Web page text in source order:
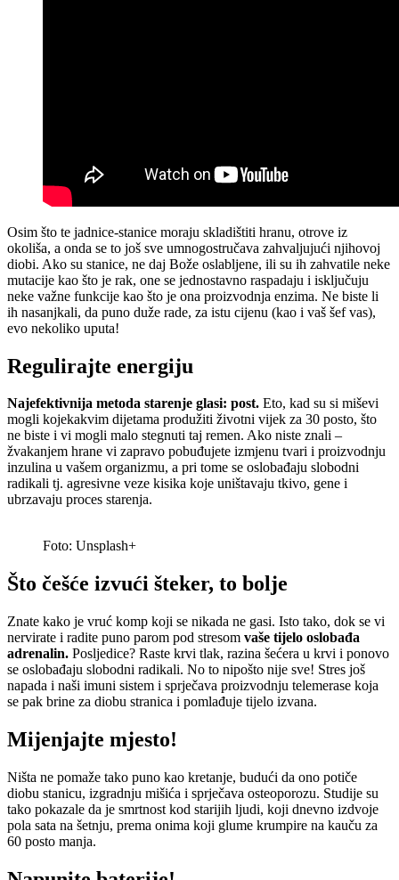
Osim što te jadnice-stanice moraju skladištiti hranu, otrove iz
okoliša, a onda se to još sve umnogostručava zahvaljujući njihovoj
diobi. Ako su stanice, ne daj Bože oslabljene, ili su ih zahvatile neke
mutacije kao što je rak, one se jednostavno raspadaju i isključuju
neke važne funkcije kao što je ona proizvodnja enzima. Ne biste li
ih nasanjkali, da puno duže rade, za istu cijenu (kao i vaš šef vas),
evo nekoliko uputa!
Regulirajte energiju
Najefektivnija metoda starenje glasi: post. Eto, kad su si miševi
mogli kojekakvim dijetama produžiti životni vijek za 30 posto, što
ne biste i vi mogli malo stegnuti taj remen. Ako niste znali –
žvakanjem hrane vi zapravo pobuđujete izmjenu tvari i proizvodnju
inzulina u vašem organizmu, a pri tome se oslobađaju slobodni
radikali tj. agresivne veze kisika koje uništavaju tkivo, gene i
ubrzavaju proces starenja.
Foto: Unsplash+
Što češće izvući šteker, to bolje
Znate kako je vruć komp koji se nikada ne gasi. Isto tako, dok se vi
nervirate i radite puno parom pod stresom vaše tijelo oslobađa
adrenalin. Posljedice? Raste krvi tlak, razina šećera u krvi i ponovo
se oslobađaju slobodni radikali. No to nipošto nije sve! Stres još
napada i naši imuni sistem i sprječava proizvodnju telemerase koja
se pak brine za diobu stranica i pomlađuje tijelo izvana.
Mijenjajte mjesto!
Ništa ne pomaže tako puno kao kretanje, budući da ono potiče
diobu stanicu, izgradnju mišića i sprječava osteoporozu. Studije su
tako pokazale da je smrtnost kod starijih ljudi, koji dnevno izdvoje
pola sata na šetnju, prema onima koji glume krumpire na kauču za
60 posto manja.